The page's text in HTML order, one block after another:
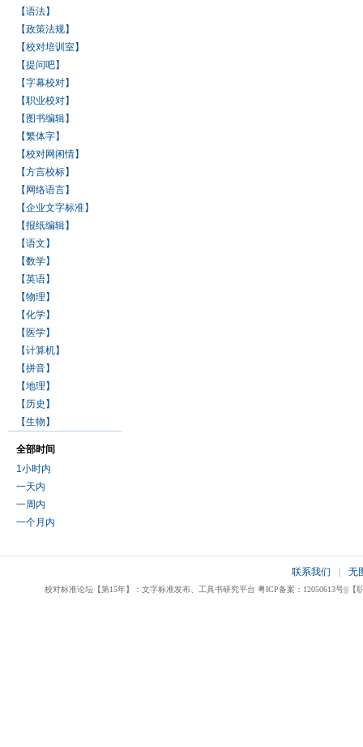
【语法】
【政策法规】
【校对培训室】
【提问吧】
【字幕校对】
【职业校对】
【图书编辑】
【繁体字】
【校对网闲情】
【方言校标】
【网络语言】
【企业文字标准】
【报纸编辑】
【语文】
【数学】
【英语】
【物理】
【化学】
【医学】
【计算机】
【拼音】
【地理】
【历史】
【生物】
全部时间
1小时内
一天内
一周内
一个月内
联系我们 无
校对标准论坛【第15年】：文字标准发布、工具书研究平台 粤ICP备案：12050613号|||【